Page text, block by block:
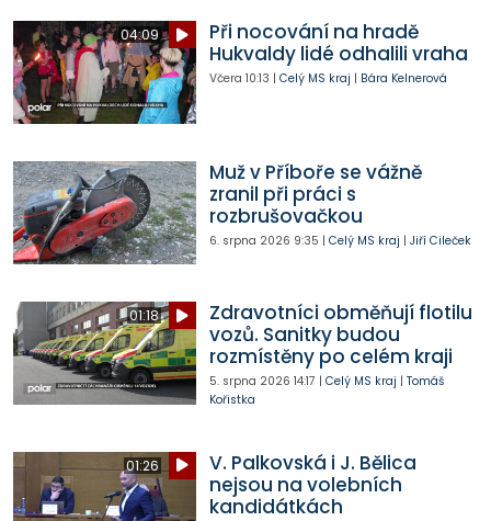
04:09
Při nocování na hradě
Hukvaldy lidé odhalili vraha
Včera 10:13 | Celý MS kraj | Bára Kelnerová
Muž v Příboře se vážně
zranil při práci s
rozbrušovačkou
6. srpna 2026 9:35 | Celý MS kraj | Jiří Cileček
01:18
Zdravotníci obměňují flotilu
vozů. Sanitky budou
rozmístěny po celém kraji
5. srpna 2026 14:17 | Celý MS kraj | Tomáš
Kořistka
01:26
V. Palkovská i J. Bělica
nejsou na volebních
kandidátkách